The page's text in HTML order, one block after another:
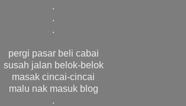
.
.
.
pergi pasar beli cabai
susah jalan belok-belok
masak cincai-cincai
malu nak masuk blog
.